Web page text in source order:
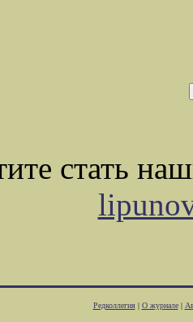
стать
Редколлегия| О журнале|